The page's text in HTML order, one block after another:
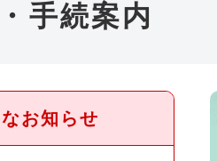
手続案内
本
お知らせ